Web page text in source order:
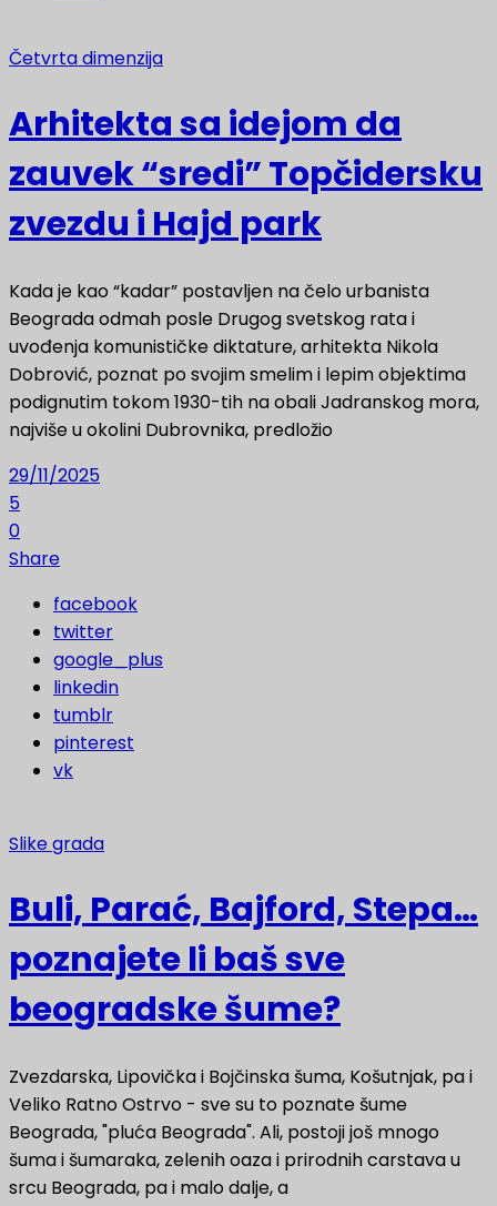
Četvrta dimenzija
Arhitekta sa idejom da
zauvek “sredi” Topčidersku
zvezdu i Hajd park
Kada je kao “kadar” postavljen na čelo urbanista
Beograda odmah posle Drugog svetskog rata i
uvođenja komunističke diktature, arhitekta Nikola
Dobrović, poznat po svojim smelim i lepim objektima
podignutim tokom 1930-tih na obali Jadranskog mora,
najviše u okolini Dubrovnika, predložio
29/11/2025
5
0
Share
facebook
twitter
google_plus
linkedin
tumblr
pinterest
vk
Slike grada
Buli, Parać, Bajford, Stepa…
poznajete li baš sve
beogradske šume?
Zvezdarska, Lipovička i Bojčinska šuma, Košutnjak, pa i
Veliko Ratno Ostrvo - sve su to poznate šume
Beograda, "pluća Beograda". Ali, postoji još mnogo
šuma i šumaraka, zelenih oaza i prirodnih carstava u
srcu Beograda, pa i malo dalje, a